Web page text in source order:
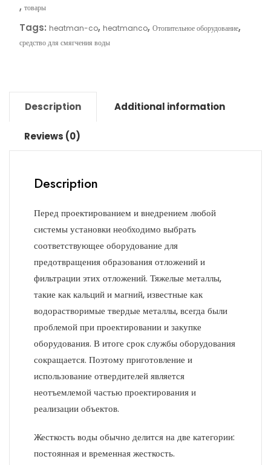
, товары
Tags: heatman-co, heatmanco, Отопительное оборудование,
средство для смягчения воды
Description Additional information
Reviews (0)
Description
Перед проектированием и внедрением любой
системы установки необходимо выбрать
соответствующее оборудование для
предотвращения образования отложений и
фильтрации этих отложений. Тяжелые металлы,
такие как кальций и магний, известные как
водорастворимые твердые металлы, всегда были
проблемой при проектировании и закупке
оборудования. В итоге срок службы оборудования
сокращается. Поэтому приготовление и
использование отвердителей является
неотъемлемой частью проектирования и
реализации объектов.
Жесткость воды обычно делится на две категории:
постоянная и временная жесткость.